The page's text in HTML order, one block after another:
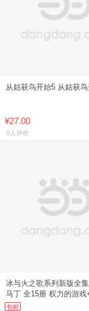
从姑获鸟开始5 从
¥27.00
0人评价
冰与火之歌系列新版全
马丁 全15册 权力的游戏
包邮